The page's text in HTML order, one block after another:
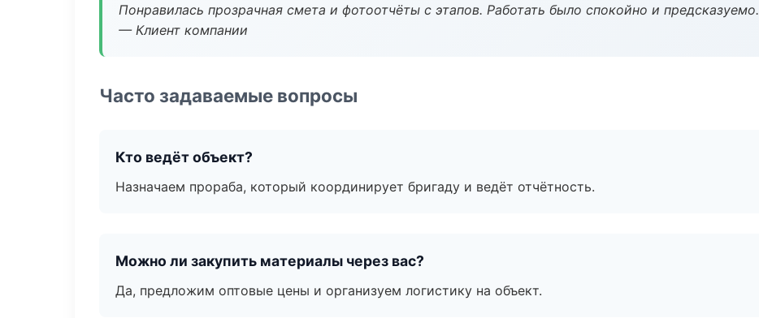
Понравилась прозрачная смета и фотоотчёты с этапов. Работать было спокойно и предсказуемо.
— Клиент компании
Часто задаваемые вопросы
Кто ведёт объект?
Назначаем прораба, который координирует бригаду и ведёт отчётность.
Можно ли закупить материалы через вас?
Да, предложим оптовые цены и организуем логистику на объект.